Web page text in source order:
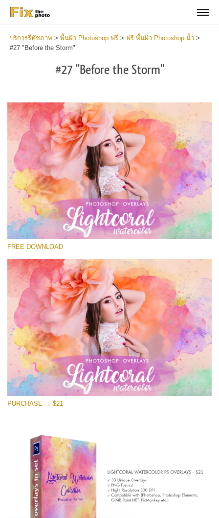
บริการรีทัชภาพ > พื้นผิว Photoshop ฟรี > ฟรี พื้นผิว Photoshop น้ำ >
#27 "Before the Storm"
#27 "Before the Storm"
โปรดเลือก
Small 800*533px
Lightcoral Watercolor
(33 Overlays)
Large 6000*4000px
Entire Collection
(1783 Overlays)
Large 6000*4000px
ดาวน์โหลดฟรี
FREE DOWNLOAD
PURCHASE → $21